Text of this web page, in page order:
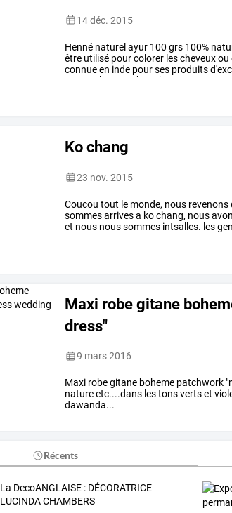
14 déc. 2015
Henné naturel ayur 100 grs 100%
être utilisé pourcolorer lescheveuxou
connueen inde pourses produits
couleur sombre. rinçage
Ko chang
23 nov. 2015
Coucou tout le monde, nous revenons
sommesarrivesa kochang, nous
et nous noussommes intsalles. les
Maxi robe gitane
dress"
9 mars 2016
Maxi robe gitane boheme patchwork
nature etc....dans les tons verts et
dawanda...
Récents
La DecoANGLAISE : DÉCORATRICE
LUCINDA CHAMBERS